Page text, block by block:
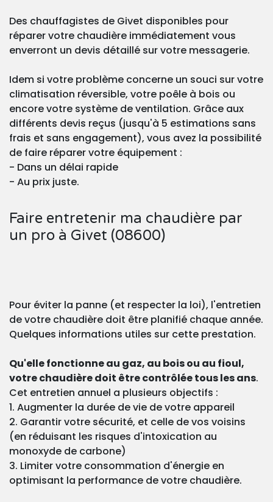
Des chauffagistes de Givet disponibles pour
réparer votre chaudière immédiatement vous
enverront un devis détaillé sur votre messagerie.
Idem si votre problème concerne un souci sur votre
climatisation réversible, votre poêle à bois ou
encore votre système de ventilation. Grâce aux
différents devis reçus (jusqu'à 5 estimations sans
frais et sans engagement), vous avez la possibilité
de faire réparer votre équipement :
- Dans un délai rapide
- Au prix juste.
Faire entretenir ma chaudière par
un pro à Givet (08600)
Pour éviter la panne (et respecter la loi), l'entretien
de votre chaudière doit être planifié chaque année.
Quelques informations utiles sur cette prestation.
Qu'elle fonctionne au gaz, au bois ou au fioul,
votre chaudière doit être contrôlée tous les ans.
Cet entretien annuel a plusieurs objectifs :
1. Augmenter la durée de vie de votre appareil
2. Garantir votre sécurité, et celle de vos voisins
(en réduisant les risques d'intoxication au
monoxyde de carbone)
3. Limiter votre consommation d'énergie en
optimisant la performance de votre chaudière.